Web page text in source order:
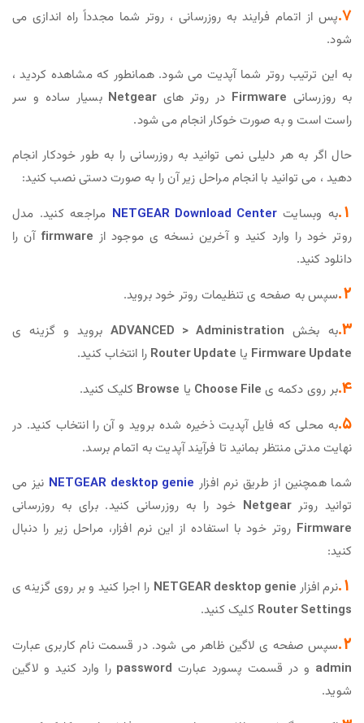
7. پس از اتمام فرایند به روزرسانی ، روتر شما مجدداً راه اندازی می
شود.
به این ترتیب روتر شما آپدیت می شود. همانطور که مشاهده کردید ،
به روزرسانی Firmware در روتر های Netgear بسیار ساده و سر
راست است و به صورت خوکار انجام می شود.
حال اگر به هر دلیلی نمی توانید به روزرسانی را به طور خودکار انجام
دهید ، می توانید با انجام مراحل زیر آن را به صورت دستی نصب کنید:
1. به وبسایتNETGEAR Download Center مراجعه کنید. مدل
روتر خود را وارد کنید و آخرین نسخه ی موجود از firmware آن را
دانلود کنید.
2. سپس به صفحه ی تنظیمات روتر خود بروید.
3. به بخش ADVANCED > Administrationبروید و گزینه ی
Firmware Update یا Router Update را انتخاب کنید.
4. بر روی دکمه ی Choose File یا Browse کلیک کنید.
5. به محلی که فایل آپدیت ذخیره شده بروید و آن را انتخاب کنید. در
نهایت مدتی منتظر بمانید تا فرآیند آپدیت به اتمام برسد.
شما همچنین از طریق نرم افزار NETGEAR desktop genie نیز می
توانید روترNetgear خود را به روزرسانی کنید. برای به روزرسانی
Firmware روتر خود با استفاده از این نرم افزار، مراحل زیر را دنبال
کنید:
1. نرم افزار NETGEAR desktop genie را اجرا کنید و بر روی گزینه ی
Router Settings کلیک کنید.
2. سپس صفحه ی لاگین ظاهر می شود. در قسمت نام کاربری عبارت
admin و در قسمت پسورد عبارت password را وارد کنید و لاگین
شوید.